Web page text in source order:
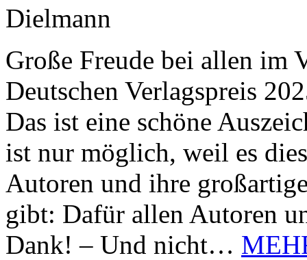
Große Freude bei allen im
Deutschen Verlagspreis
Das ist eine schöne
ist nur möglich, weil es
Autoren und ihre
gibt: Dafür allen Autoren
Dank! – Und nicht…